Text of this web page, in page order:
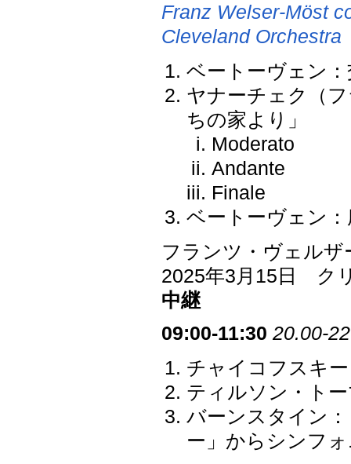
Franz Welser-Möst
Cleveland Orchestra
ベートーヴェン
ヤナーチェク（
ちの家より」
Moderato
Andante
Finale
ベートーヴェン
フランツ・ヴェル
2025年3月15日 ク
中継
09:00-11:30 20.00-
チャイコフスキ
ティルソン・ト
バーンスタイン
ー」からシンフ